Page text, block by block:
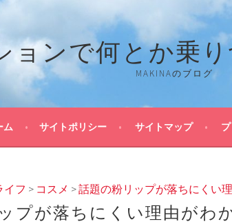
ョンで何とか乗
MAKINAのブログ
ム サイトポリシー サイトマップ
イフ > コスメ >話題の粉リップが落ちにくい
プが落ちにくい理由がわ